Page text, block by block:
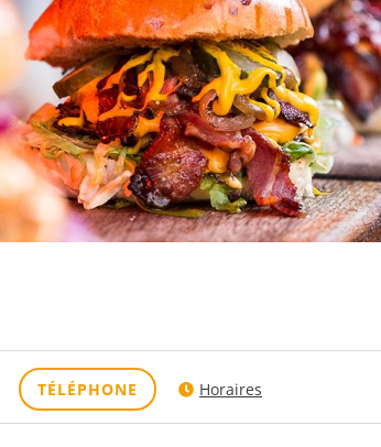
TÉLÉPHONE Horaires